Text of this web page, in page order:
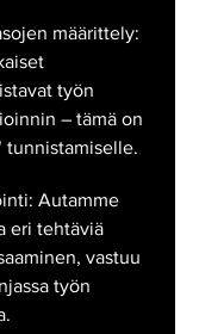
määrittely:
työn
– tämä on
tunnistamiselle.
Autamme
eri tehtäviä
vastuu
työn